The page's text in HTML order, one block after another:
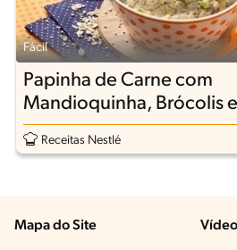
Fácil
Papinha de Carne com
Mandioquinha, Brócolis
Receitas Nestlé
Mapa do Site